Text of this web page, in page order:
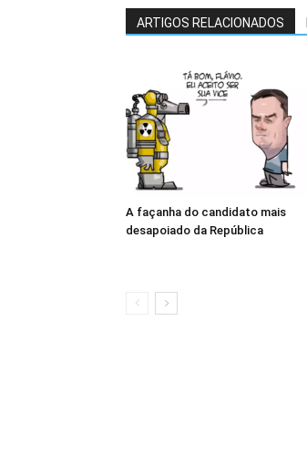
ARTIGOS RELACIONADOS
A façanha do candidato mais
desapoiado da República